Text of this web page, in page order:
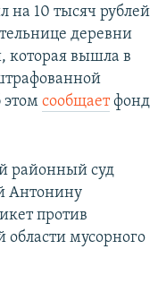
10 тысяч рублей
деревни
которая вышла в
этом сообщаетфонд
районный суд
Антонину
против
области мусорного